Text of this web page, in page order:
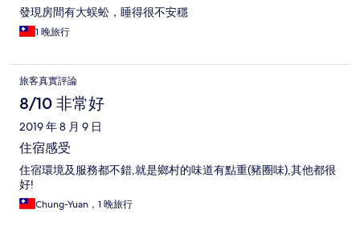
發現房間有大蜈蚣，睡得很不安穩
1 晚旅行
旅客真實評論
8/10 非常好
2019 年 8 月 9 日
住宿感受
住宿環境及服務都不錯,就是鄉村的味道有點重(豬圈味),其他都很
好!
Chung-Yuan，1 晚旅行